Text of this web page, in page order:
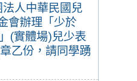
人中華民國兒
會辦理「少於
(實體場)兒少表
乙份，請同學踴